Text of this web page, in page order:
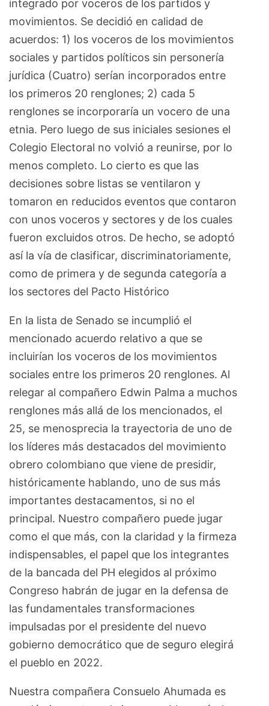
integrado por voceros de los partidos y
movimientos. Se decidió en calidad de
acuerdos: 1) los voceros de los movimientos
sociales y partidos políticos sin personería
jurídica (Cuatro) serían incorporados entre
los primeros 20 renglones; 2) cada 5
renglones se incorporaría un vocero de una
etnia. Pero luego de sus iniciales sesiones el
Colegio Electoral no volvió a reunirse, por lo
menos completo. Lo cierto es que las
decisiones sobre listas se ventilaron y
tomaron en reducidos eventos que contaron
con unos voceros y sectores y de los cuales
fueron excluidos otros. De hecho, se adoptó
así la vía de clasificar, discriminatoriamente,
como de primera y de segunda categoría a
los sectores del Pacto Histórico
En la lista de Senado se incumplió el
mencionado acuerdo relativo a que se
incluirían los voceros de los movimientos
sociales entre los primeros 20 renglones. Al
relegar al compañero Edwin Palma a muchos
renglones más allá de los mencionados, el
25, se menosprecia la trayectoria de uno de
los líderes más destacados del movimiento
obrero colombiano que viene de presidir,
históricamente hablando, uno de sus más
importantes destacamentos, si no el
principal. Nuestro compañero puede jugar
como el que más, con la claridad y la firmeza
indispensables, el papel que los integrantes
de la bancada del PH elegidos al próximo
Congreso habrán de jugar en la defensa de
las fundamentales transformaciones
impulsadas por el presidente del nuevo
gobierno democrático que de seguro elegirá
el pueblo en 2022.
Nuestra compañera Consuelo Ahumada es